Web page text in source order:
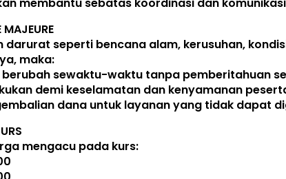
darurat seperti bencana alam, kerusuhan,
maka:
sewaktu-waktu tanpa pemberitahuan
demi keselamatan dan kenyamanan
dana untuk layanan yang tidak dapat
mengacu pada kurs: